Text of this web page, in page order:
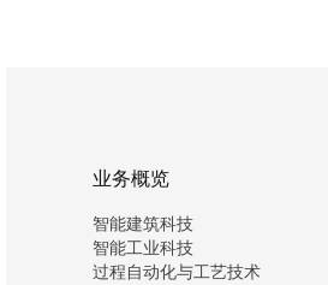
业务概览
智能建筑科技
智能工业科技
过程自动化与工艺技术